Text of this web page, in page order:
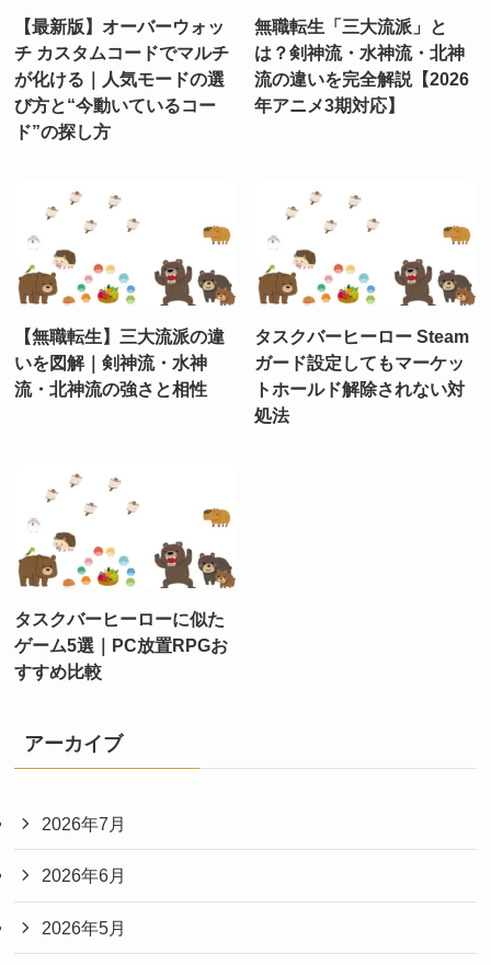
【最新版】オーバーウォッ
チ カスタムコードでマルチ
が化ける｜人気モードの選
び方と“今動いているコー
ド”の探し方
無職転生「三大流派」と
は？剣神流・水神流・北神
流の違いを完全解説【2026
年アニメ3期対応】
【無職転生】三大流派の違
いを図解｜剣神流・水神
流・北神流の強さと相性
タスクバーヒーロー Steam
ガード設定してもマーケッ
トホールド解除されない対
処法
タスクバーヒーローに似た
ゲーム5選｜PC放置RPGお
すすめ比較
アーカイブ
2026年7月
2026年6月
2026年5月